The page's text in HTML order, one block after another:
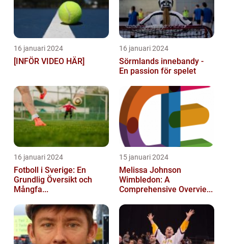
16 januari 2024
[INFÖR VIDEO HÄR]
16 januari 2024
Sörmlands innebandy -
En passion för spelet
16 januari 2024
Fotboll i Sverige: En
Grundlig Översikt och
Mångfa...
15 januari 2024
Melissa Johnson
Wimbledon: A
Comprehensive Overvie...